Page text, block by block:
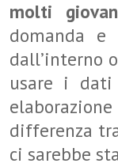
molti
domanda
dall’interno
usare i dati
differenza
ci sarebbe